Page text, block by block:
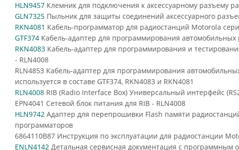
HLN9457 Клемник для подключения к аксессуарному разъему
GLN7325 Пыльник для защиты соединений аксессуарного
RKN4081 Кабель-программатор для радиостанций Motorola
GTF374 Кабель-адаптер для программирования автомобильных
RKN4083 Кабель-адаптер для программирования и
- RLN4008
RLN4853 Кабель-адаптер для программирования
используется в составе GTF374, RKN4083 и RKN4081
RLN4008 RIB (Radio Interface Box) Универсальный интерфейс
EPN4041 Сетевой блок питания для RIB - RLN4008
HLN9742 Адаптер для перепрошивки Flash памяти
программаторов
6864110B87 Инструкция по эксплуатации для радиостанции
ENLN4142 Детальная сервисная документация с программным